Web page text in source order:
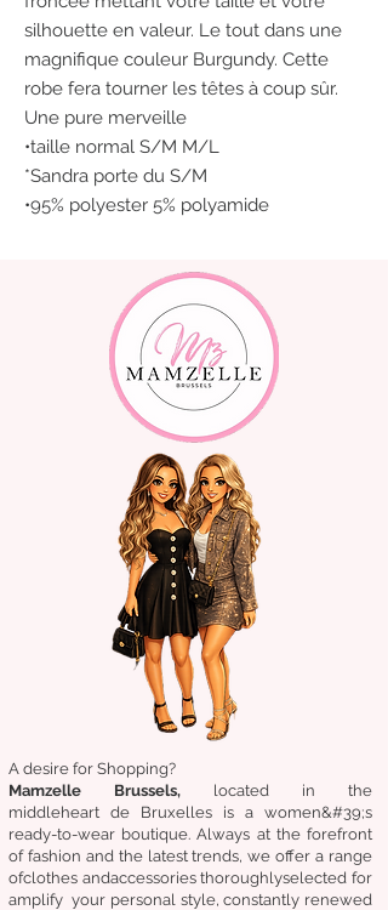
silhouette en valeur. Le tout dans une
magnifique couleur Burgundy. Cette
robe fera tourner les têtes à coup sûr.
Une pure merveille
•taille normal S/M M/L
*Sandra porte du S/M
•95% polyester 5% polyamide
A desire for Shopping?
Mamzelle Brussels, located in the
middleheart de Bruxelles is a women&#39;s
ready-to-wear boutique. Always at the forefront
of fashion and the latest trends, we offer a range
ofclothes andaccessories thoroughlyselected for
amplify your personal style, constantly renewed